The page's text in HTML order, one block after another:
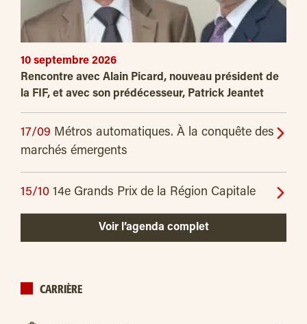
10 septembre 2026
Rencontre avec Alain Picard, nouveau président de
la FIF, et avec son prédécesseur, Patrick Jeantet
17/09 Métros automatiques. À la conquête des
marchés émergents
15/10 14e Grands Prix de la Région Capitale
Voir l’agenda complet
CARRIÈRE